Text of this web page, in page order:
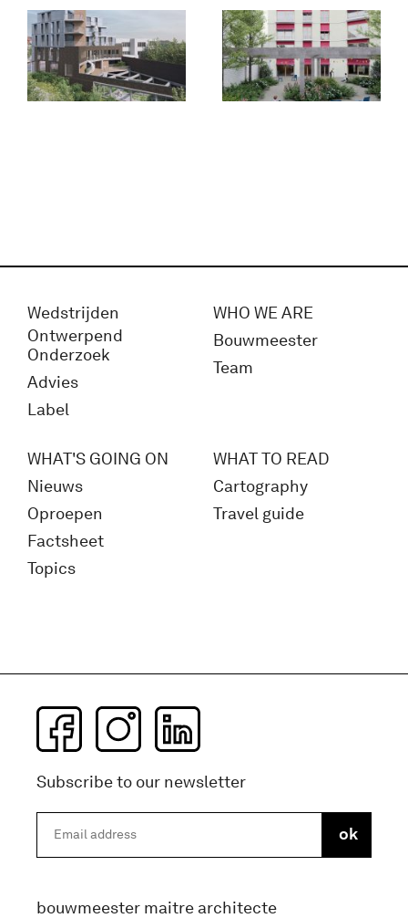
Wedstrijden
Ontwerpend
Onderzoek
Advies
Label
WHO WE ARE
Bouwmeester
Team
WHAT'S GOING ON
Nieuws
Oproepen
Factsheet
Topics
WHAT TO READ
Cartography
Travel guide
Subscribe to our newsletter
bouwmeester maitre architecte